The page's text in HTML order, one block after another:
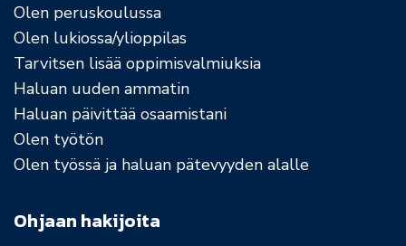
Olen peruskoulussa
Olen lukiossa/ylioppilas
Tarvitsen lisää oppimisvalmiuksia
Haluan uuden ammatin
Haluan päivittää osaamistani
Olen työtön
Olen työssä ja haluan pätevyyden alalle
Ohjaan hakijoita